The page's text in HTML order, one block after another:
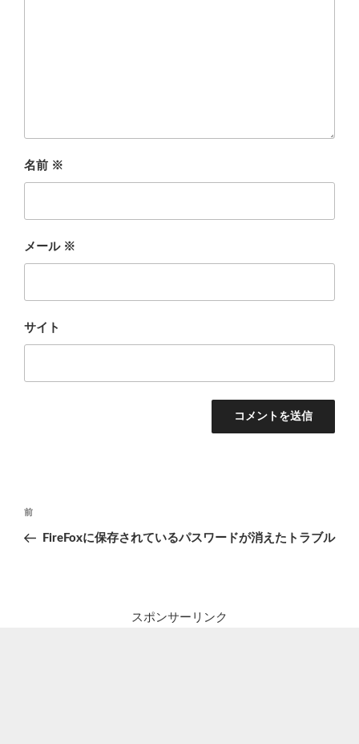
名前 ※
メール ※
サイト
投
前
の
前
FireFoxに保存されているパスワードが消えたトラブル
スポンサーリンク